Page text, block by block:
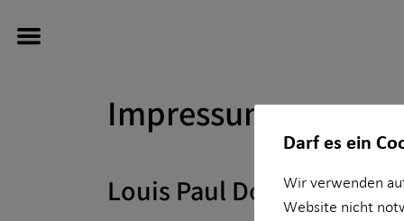
Wissenswertes
Impressum
Louis Paul Doll
Darf es ein
Wir verwenden
Website nicht